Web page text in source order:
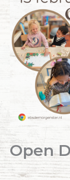
Open